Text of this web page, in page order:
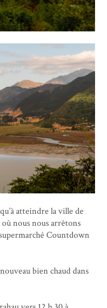
atteindre la ville de
nous nous arrêtons
Countdown
bien chaud dans